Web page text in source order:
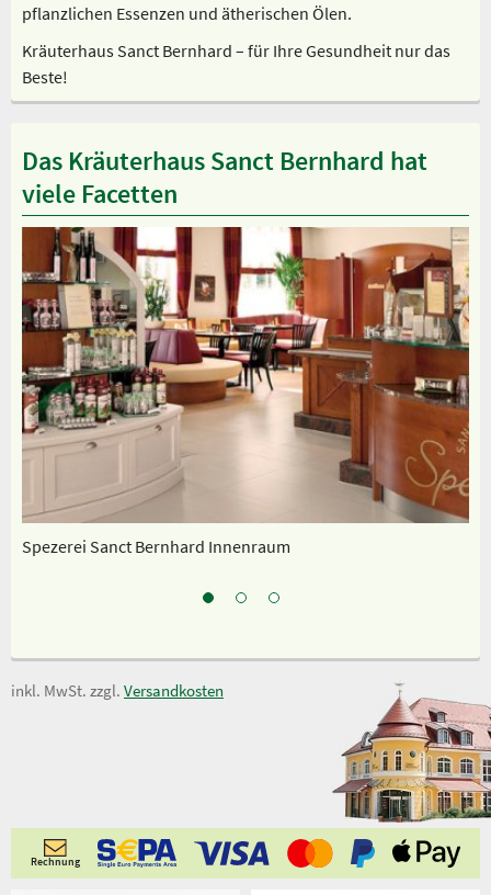
pflanzlichen Essenzen und ätherischen Ölen.
Kräuterhaus Sanct Bernhard – für Ihre Gesundheit nur das
Beste!
Das Kräuterhaus Sanct Bernhard hat
viele Facetten
Spezerei Sanct Bernhard Innenraum
inkl. MwSt. zzgl. Versandkosten
Rechnung